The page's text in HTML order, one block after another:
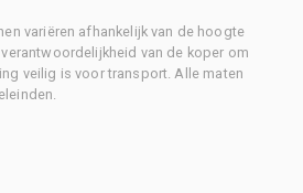
variëren afhankelijk van de hoogte
van de koper om
veilig is voor transport. Alle maten